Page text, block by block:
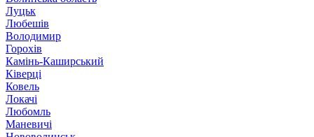
Луцьк
Любешів
Володимир
Горохів
Камінь-Каширський
Ківерці
Ковель
Локачі
Любомль
Маневичі